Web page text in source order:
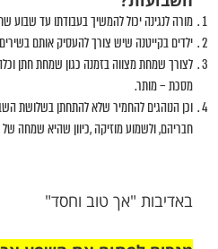
עוד תוכן חדש
שלנו בתהילים
בין המצרים
להמשיך בעבודתו עד שבוע שחל בו ט'
שיש צורך להעסיק אותם בשירים יש